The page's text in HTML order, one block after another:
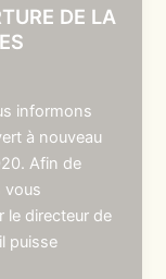
DE LA
informons
à nouveau
Afin de
vous
le directeur de
puisse